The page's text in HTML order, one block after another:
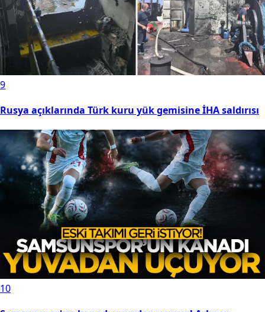
9
Rusya açıklarında Türk kuru yük gemisine İHA saldırısı
10